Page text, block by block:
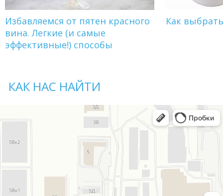
Избавляемся от пятен красного
вина. Легкие (и самые
эффективные!) способы
Как
КАК НАС НАЙТИ